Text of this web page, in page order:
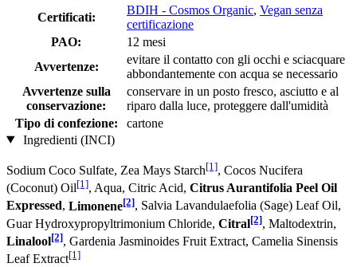
Certificati:
BDIH - Cosmos Organic, Vegan senza
certificazione
PAO:
12 mesi
Avvertenze:
evitare il contatto con gli occhi e sciacquare
abbondantemente con acqua se necessario
Avvertenze sulla
conservazione:
conservare in un posto fresco, asciutto e al
riparo dalla luce, proteggere dall'umidità
Tipo di confezione:
cartone
Ingredienti (INCI)
Sodium Coco­ Sulfate, Zea Mays Starch[1], Cocos Nucifera
(Coconut) Oil[1], Aqua, Citric Acid, Citrus Aurantifolia Peel Oil
Expressed, Limonene[2], Salvia Lavandulaefolia (Sage) Leaf Oil,
Guar Hydroxypropyltrimonium Chloride, Citral[2], Maltodextrin,
Linalool[2], Gardenia Jasminoides Fruit Extract, Camelia Sinensis
Leaf Extract[1]